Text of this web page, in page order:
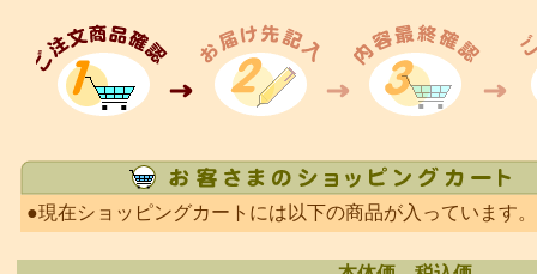
●現在ショッピングカートには以下の商品が入っています。